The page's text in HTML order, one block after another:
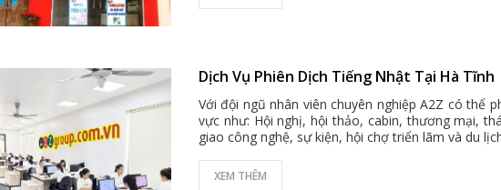
Dịch Vụ Phiên Dịch Tiếng Nhật Tại Hà Tĩnh
Với đội ngũ nhân viên chuyên nghiệp A2Z có thể
vực như: Hội nghị, hội thảo, cabin, thương mại,
giao công nghệ, sự kiện, hội chợ triển lãm và du
XEM THÊM